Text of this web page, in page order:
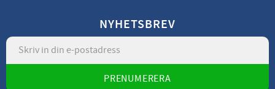
NYHETSBREV
PRENUMERERA